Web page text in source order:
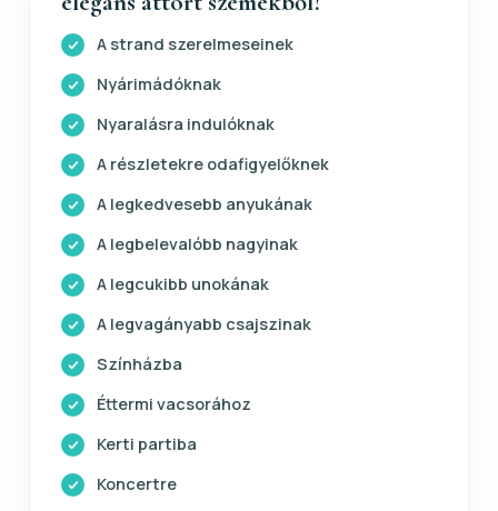
A strand szerelmeseinek
Nyárimádóknak
Nyaralásra indulóknak
A részletekre odafigyelőknek
A legkedvesebb anyukának
A legbelevalóbb nagyinak
A legcukibb unokának
A legvagányabb csajszinak
Színházba
Éttermi vacsorához
Kerti partiba
Koncertre